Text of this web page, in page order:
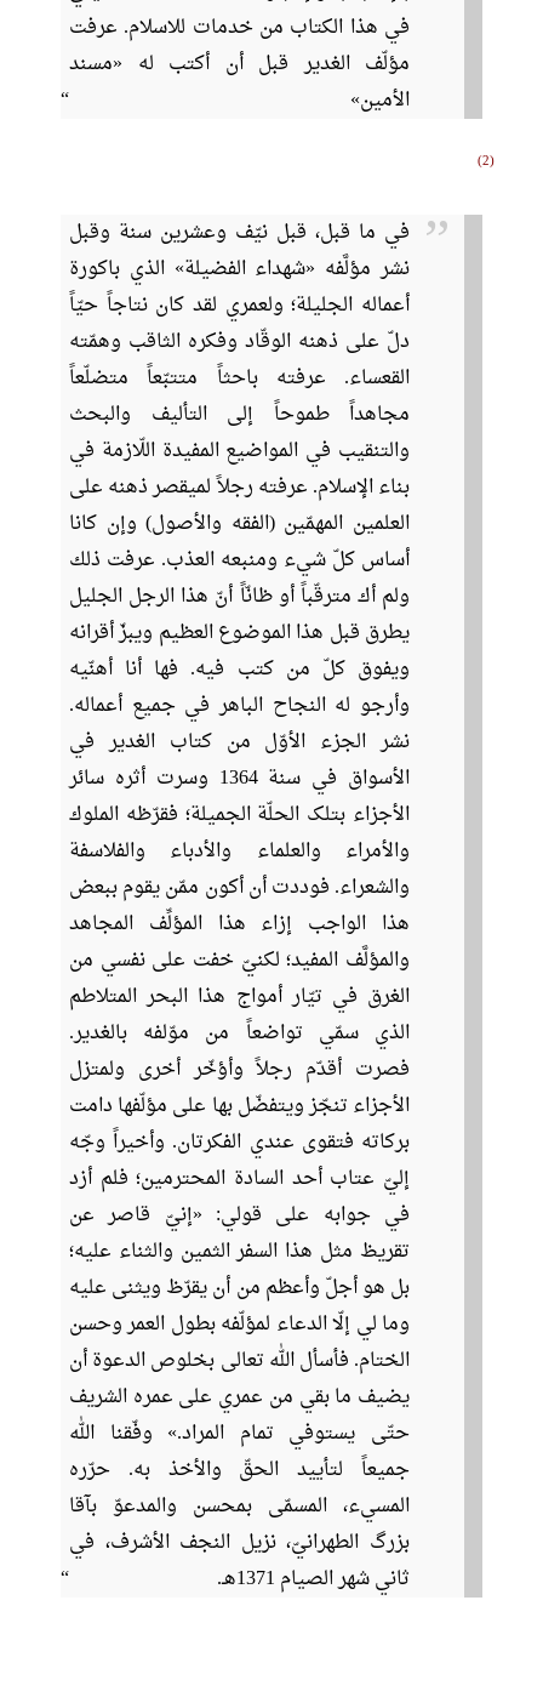
في هذا الكتاب من خدمات للاسلام. عرفت
مؤلّف الغدير قبل أن أكتب له «مسند
الأمين»
2
في ما قبل، قبل نيّف وعشرين سنة وقبل
نشر مؤلَّفه «شهداء الفضيلة» الذي باكورة
أعماله الجليلة؛ ولعمري لقد كان نتاجاً حيّاً
دلّ على ذهنه الوقّاد وفكره الثاقب وهمّته
القعساء. عرفته باحثاً متتبّعاً متضلّعاً
مجاهداً طموحاً إلى التأليف والبحث
والتنقيب في المواضيع المفيدة اللّازمة في
بناء الإسلام. عرفته رجلاً لميقصر ذهنه على
العلمين المهمّين (الفقه والأصول) وإن كانا
أساس كلّ شيء ومنبعه العذب. عرفت ذلك
ولم أك مترقّباً أو ظانّاً أنّ هذا الرجل الجليل
يطرق قبل هذا الموضوع العظيم ويبزّ أقرانه
ويفوق كلّ من كتب فيه. فها أنا أهنّيه
وأرجو له النجاح الباهر في جميع أعماله.
نشر الجزء الأوّل من كتاب الغدير في
الأسواق في سنة 1364 وسرت أثره سائر
الأجزاء بتلک الحلّة الجميلة؛ فقرّظه الملوك
والأمراء والعلماء والأدباء والفلاسفة
والشعراء. فوددت أن أكون ممّن يقوم ببعض
هذا الواجب إزاء هذا المؤلِّف المجاهد
والمؤلَّف المفيد؛ لكنيّ خفت على نفسي من
الغرق في تيّار أمواج هذا البحر المتلاطم
الذي سمّي تواضعاً من موّلفه بالغدير.
فصرت أقدّم رجلاً وأؤخّر أخرى ولمتزل
الأجزاء تنجّز ويتفضّل بها على مؤلّفها دامت
بركاته فتقوى عندي الفكرتان. وأخيراً وجّه
إليّ عتاب أحد السادة المحترمين؛ فلم أزد
في جوابه على قولي: «إنيّ قاصر عن
تقريظ مثل هذا السفر الثمين والثناء عليه؛
بل هو أجلّ وأعظم من أن يقرّظ ويثنى عليه
وما لي إلّا الدعاء لمؤلّفه بطول العمر وحسن
الختام. فأسأل الله تعالى بخلوص الدعوة أن
يضيف ما بقي من عمري على عمره الشريف
حتّى يستوفي تمام المراد.» وفّقنا الله
جميعاً لتأييد الحقّ والأخذ به. حرّره
المسيء، المسمّى بمحسن والمدعوّ بآقا
بزرگ الطهرانيّ، نزيل النجف الأشرف، في
ثاني شهر الصيام 1371هـ.